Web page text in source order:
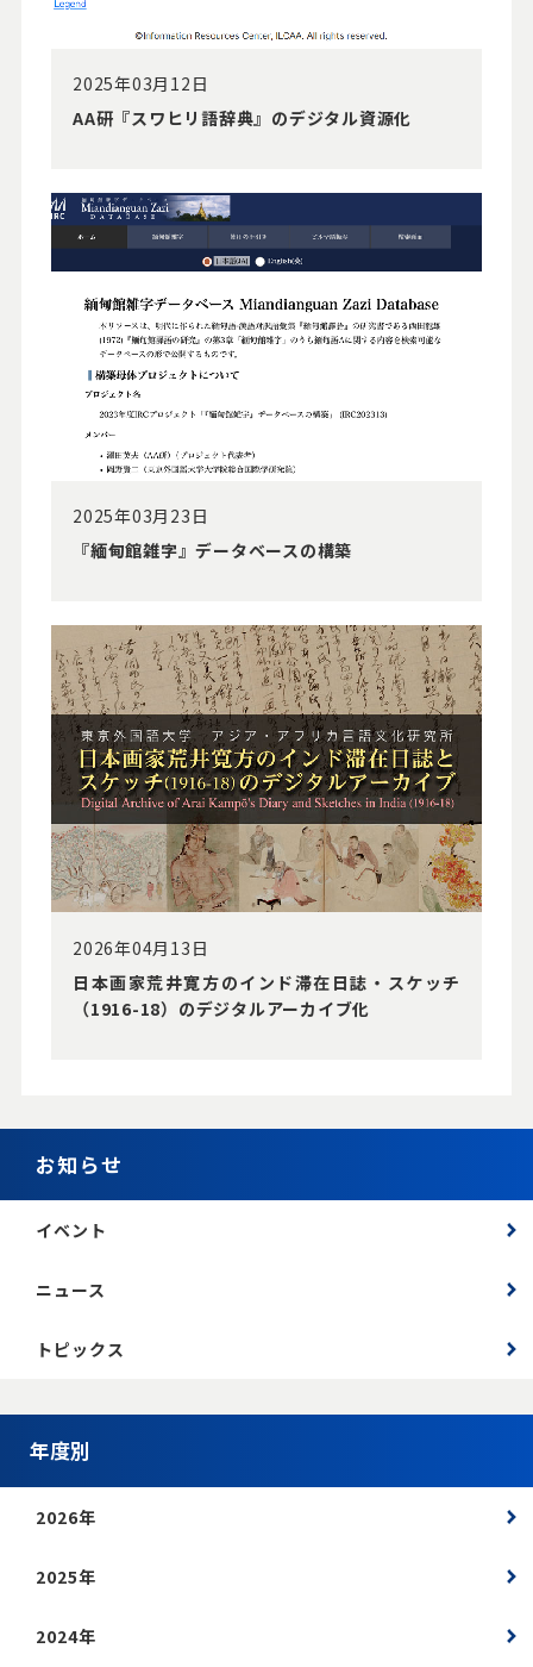
2025年03月12日
AA研『スワヒリ語辞典』のデジタル資源化
2025年03月23日
『緬甸館雑字』データベースの構築
2026年04月13日
⽇本画家荒井寛⽅のインド滞在⽇誌・スケッチ
（1916-18）のデジタルアーカイブ化
お知らせ
イベント
ニュース
トピックス
年度別
2026年
2025年
2024年